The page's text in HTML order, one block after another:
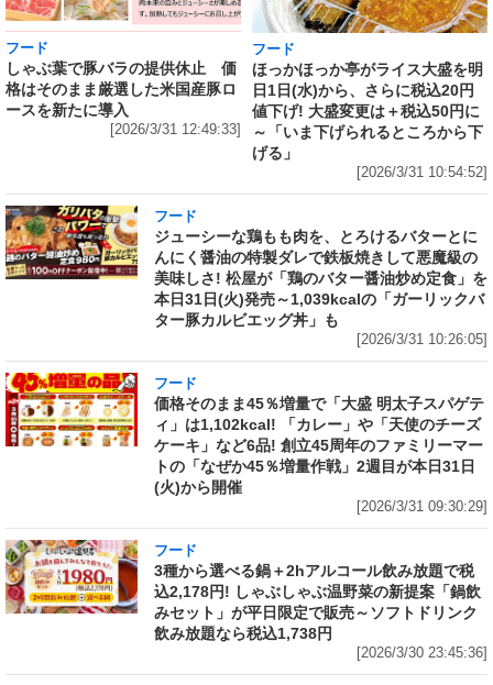
フード
しゃぶ葉で豚バラの提供休止 価
格はそのまま厳選した米国産豚ロ
ースを新たに導入
[2026/3/31 12:49:33]
フード
ほっかほっか亭がライス大盛を明
日1日(水)から、さらに税込20円
値下げ! 大盛変更は＋税込50円に
～「いま下げられるところから下
げる」
[2026/3/31 10:54:52]
フード
ジューシーな鶏もも肉を、とろけるバターとに
んにく醤油の特製ダレで鉄板焼きして悪魔級の
美味しさ! 松屋が「鶏のバター醤油炒め定食」を
本日31日(火)発売～1,039kcalの「ガーリックバ
ター豚カルビエッグ丼」も
[2026/3/31 10:26:05]
フード
価格そのまま45％増量で「大盛 明太子スパゲテ
ィ」は1,102kcal! 「カレー」や「天使のチーズ
ケーキ」など6品! 創立45周年のファミリーマー
トの「なぜか45％増量作戦」2週目が本日31日
(火)から開催
[2026/3/31 09:30:29]
フード
3種から選べる鍋＋2hアルコール飲み放題で税
込2,178円! しゃぶしゃぶ温野菜の新提案「鍋飲
みセット」が平日限定で販売～ソフトドリンク
飲み放題なら税込1,738円
[2026/3/30 23:45:36]